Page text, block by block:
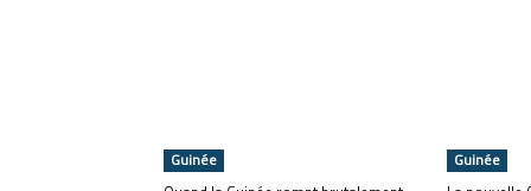
Guinée Guinée